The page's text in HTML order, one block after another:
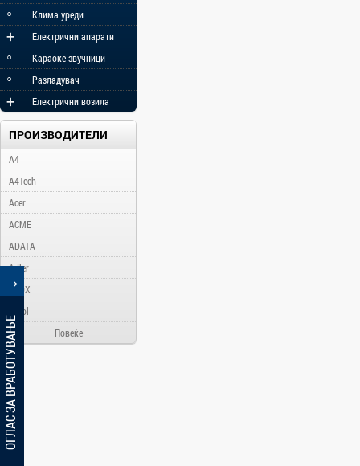
Клима уреди
◦
Електрични апарати
+
Караоке звучници
◦
Разладувач
◦
Електрични возила
+
ПРОИЗВОДИТЕЛИ
A4
A4Tech
Acer
ACME
ADATA
Adler
AFOX
Ainol
Alcatel
Allview
Aloha Day
AMD
AOC
Apache
Повеќе
ОГЛАС ЗА ВРАБОТУВАЊЕ
→